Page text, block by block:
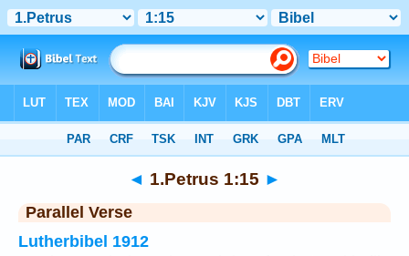
◄ 1.Petrus 1:15 ►
Parallel Verse
Lutherbibel 1912